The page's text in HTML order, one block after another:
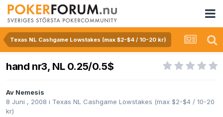
Texas NL Cashgame Lowstakes (max $2-$4 / 10-20 kr)
hand nr3, NL 0.25/0.5$
Av Nemesis
8 Juni , 2008 i Texas NL Cashgame Lowstakes (max $2-$4 / 10-20
kr)